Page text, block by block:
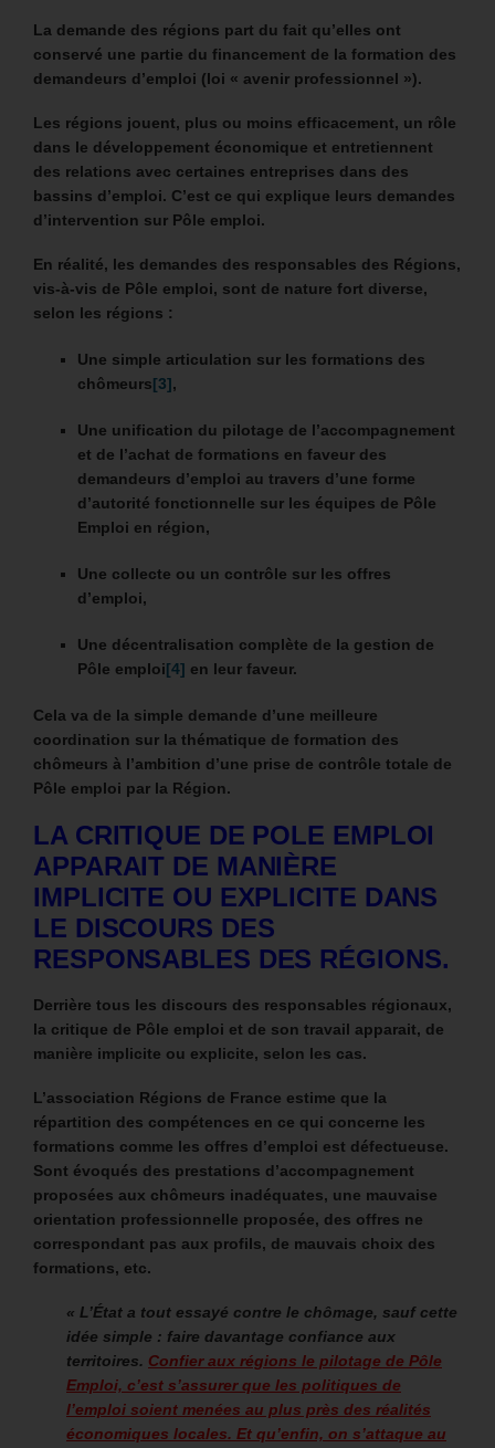
La demande des régions part du fait qu’elles ont
conservé une partie du financement de la formation des
demandeurs d’emploi (loi « avenir professionnel »).
Les régions jouent, plus ou moins efficacement, un rôle
dans le développement économique et entretiennent
des relations avec certaines entreprises dans des
bassins d’emploi. C’est ce qui explique leurs demandes
d’intervention sur Pôle emploi.
En réalité, les demandes des responsables des Régions,
vis-à-vis de Pôle emploi, sont de nature fort diverse,
selon les régions :
Une simple articulation sur les formations des
chômeurs[3],
Une unification du pilotage de l’accompagnement
et de l’achat de formations en faveur des
demandeurs d’emploi au travers d’une forme
d’autorité fonctionnelle sur les équipes de Pôle
Emploi en région,
Une collecte ou un contrôle sur les offres
d’emploi,
Une décentralisation complète de la gestion de
Pôle emploi[4] en leur faveur.
Cela va de la simple demande d’une meilleure
coordination sur la thématique de formation des
chômeurs à l’ambition d’une prise de contrôle totale de
Pôle emploi par la Région.
LA CRITIQUE DE POLE EMPLOI
APPARAIT DE MANIÈRE
IMPLICITE OU EXPLICITE DANS
LE DISCOURS DES
RESPONSABLES DES RÉGIONS.
Derrière tous les discours des responsables régionaux,
la critique de Pôle emploi et de son travail apparait, de
manière implicite ou explicite, selon les cas.
L’association Régions de France estime que la
répartition des compétences en ce qui concerne les
formations comme les offres d’emploi est défectueuse.
Sont évoqués des prestations d’accompagnement
proposées aux chômeurs inadéquates, une mauvaise
orientation professionnelle proposée, des offres ne
correspondant pas aux profils, de mauvais choix des
formations, etc.
« L’État a tout essayé contre le chômage, sauf cette
idée simple : faire davantage confiance aux
territoires. Confier aux régions le pilotage de Pôle
Emploi, c’est s’assurer que les politiques de
l’emploi soient menées au plus près des réalités
économiques locales. Et qu’enfin, on s’attaque au